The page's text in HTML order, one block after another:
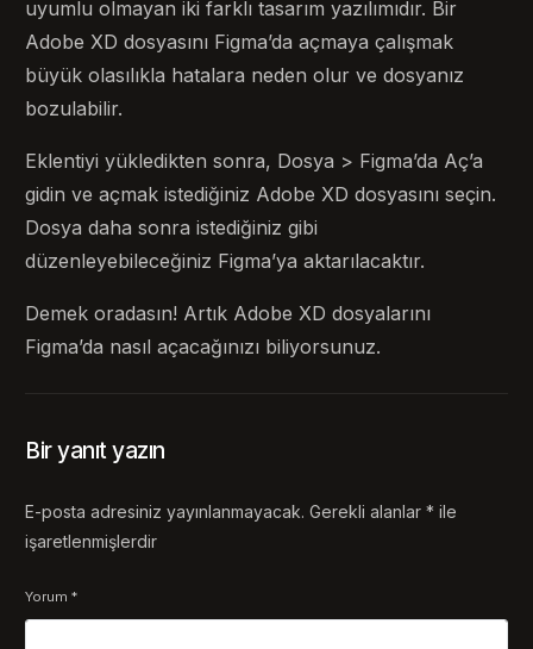
uyumlu olmayan iki farklı tasarım yazılımıdır. Bir
Adobe XD dosyasını Figma’da açmaya çalışmak
büyük olasılıkla hatalara neden olur ve dosyanız
bozulabilir.
Eklentiyi yükledikten sonra, Dosya > Figma’da Aç’a
gidin ve açmak istediğiniz Adobe XD dosyasını seçin.
Dosya daha sonra istediğiniz gibi
düzenleyebileceğiniz Figma’ya aktarılacaktır.
Demek oradasın! Artık Adobe XD dosyalarını
Figma’da nasıl açacağınızı biliyorsunuz.
Bir yanıt yazın
E-posta adresiniz yayınlanmayacak. Gerekli alanlar* ile
işaretlenmişlerdir
Yorum*